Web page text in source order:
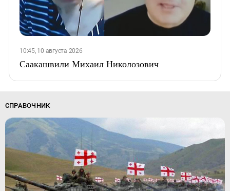
10:45, 10 августа 2026
Саакашвили Михаил Николозович
СПРАВОЧНИК